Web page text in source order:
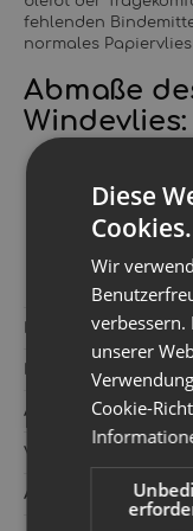
fehlenden
normales
Abmaße
Windevlies:
der Breite
Hersteller:
Kategorie:
Artikelnummer:
Versandgewicht‍:
Artikelgewicht‍:
Diese
Cookies.
Wir
unserer
Cookie-